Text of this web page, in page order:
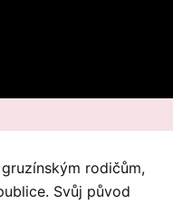
rodičům,
Svůj původ